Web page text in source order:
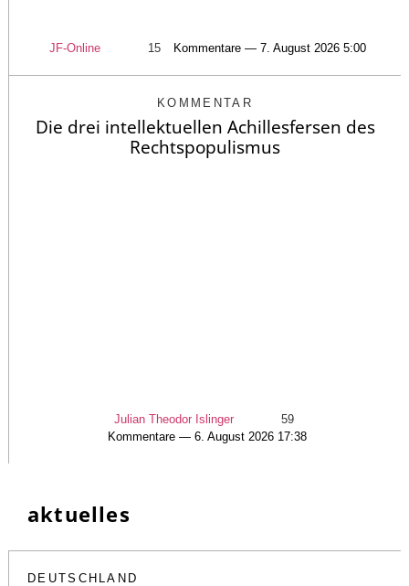
JF-Online 15 Kommentare — 7. August 2026 5:00
KOMMENTAR
Die drei intellektuellen Achillesfersen des
Rechtspopulismus
Julian Theodor Islinger
59
Kommentare — 6. August 2026 17:38
aktuelles
DEUTSCHLAND